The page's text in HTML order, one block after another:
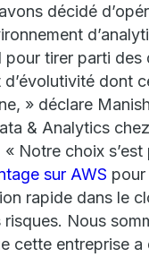
décidé
pour tirer parti des
d’évolutivité dont
» déclare
& Analytics
Notre choix s’est
sur AWS
rapide dans le
risques. Nous
cette entreprise a